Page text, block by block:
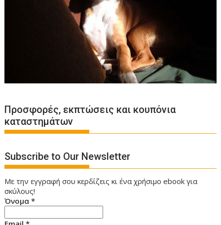
Προσφορές, εκπτώσεις και κουπόνια
καταστημάτων
Subscribe to Our Newsletter
Με την εγγραφή σου κερδίζεις κι ένα χρήσιμο ebook για
σκύλους!
Όνομα*